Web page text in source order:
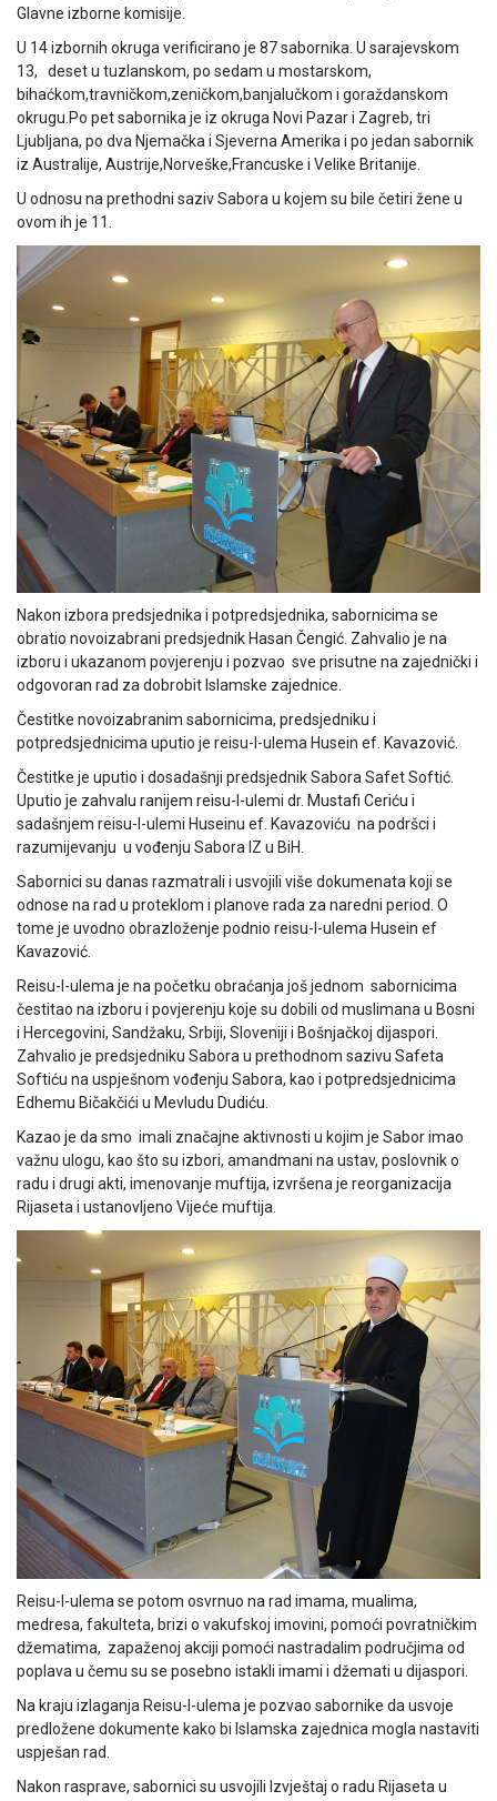
Glavne izborne komisije.
U 14 izbornih okruga verificirano je 87 sabornika. U sarajevskom
13, deset u tuzlanskom, po sedam u mostarskom,
bihaćkom,travničkom,zeničkom,banjalučkom i goraždanskom
okrugu.Po pet sabornika je iz okruga Novi Pazar i Zagreb, tri
Ljubljana, po dva Njemačka i Sjeverna Amerika i po jedan sabornik
iz Australije, Austrije,Norveške,Francuske i Velike Britanije.
U odnosu na prethodni saziv Sabora u kojem su bile četiri žene u
ovom ih je 11.
Nakon izbora predsjednika i potpredsjednika, sabornicima se
obratio novoizabrani predsjednik Hasan Čengić. Zahvalio je na
izboru i ukazanom povjerenju i pozvao sve prisutne na zajednički i
odgovoran rad za dobrobit Islamske zajednice.
Čestitke novoizabranim sabornicima, predsjedniku i
potpredsjednicima uputio je reisu-l-ulema Husein ef. Kavazović.
Čestitke je uputio i dosadašnji predsjednik Sabora Safet Softić.
Uputio je zahvalu ranijem reisu-l-ulemi dr. Mustafi Ceriću i
sadašnjem reisu-l-ulemi Huseinu ef. Kavazoviću na podršci i
razumijevanju u vođenju Sabora IZ u BiH.
Sabornici su danas razmatrali i usvojili više dokumenata koji se
odnose na rad u proteklom i planove rada za naredni period. O
tome je uvodno obrazloženje podnio reisu-l-ulema Husein ef
Kavazović.
Reisu-l-ulema je na početku obraćanja još jednom sabornicima
čestitao na izboru i povjerenju koje su dobili od muslimana u Bosni
i Hercegovini, Sandžaku, Srbiji, Sloveniji i Bošnjačkoj dijaspori.
Zahvalio je predsjedniku Sabora u prethodnom sazivu Safeta
Softiću na uspješnom vođenju Sabora, kao i potpredsjednicima
Edhemu Bičakčići u Mevludu Dudiću.
Kazao je da smo imali značajne aktivnosti u kojim je Sabor imao
važnu ulogu, kao što su izbori, amandmani na ustav, poslovnik o
radu i drugi akti, imenovanje muftija, izvršena je reorganizacija
Rijaseta i ustanovljeno Vijeće muftija.
Reisu-l-ulema se potom osvrnuo na rad imama, mualima,
medresa, fakulteta, brizi o vakufskoj imovini, pomoći povratničkim
džematima, zapaženoj akciji pomoći nastradalim područjima od
poplava u čemu su se posebno istakli imami i džemati u dijaspori.
Na kraju izlaganja Reisu-l-ulema je pozvao sabornike da usvoje
predložene dokumente kako bi Islamska zajednica mogla nastaviti
uspješan rad.
Nakon rasprave, sabornici su usvojili Izvještaj o radu Rijaseta u